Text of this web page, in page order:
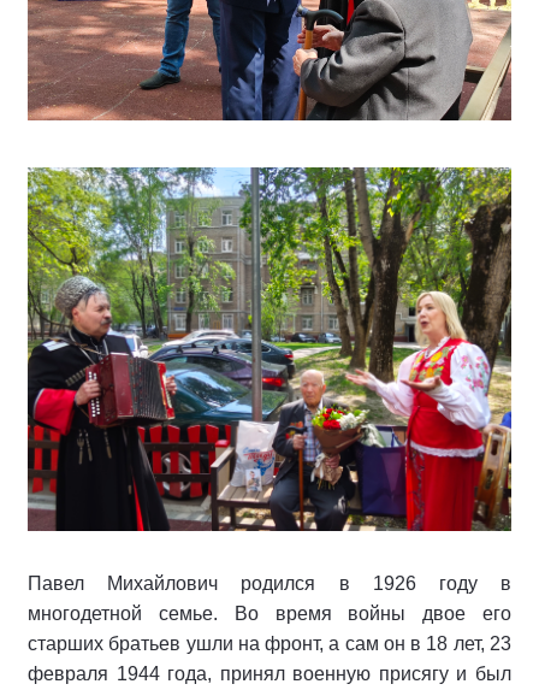
Павел Михайлович родился в 1926 году в
многодетной семье. Во время войны двое его
старших братьев ушли на фронт, а сам он в 18 лет, 23
февраля 1944 года, принял военную присягу и был